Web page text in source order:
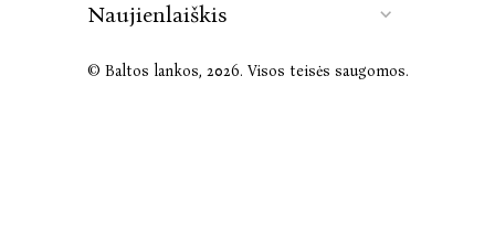
Naujienlaiškis
© Baltos lankos, 2026. Visos teisės saugomos.